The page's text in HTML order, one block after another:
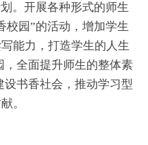
。开展各种形式的师生
校园”的活动，增加学生
能力，打造学生的人生
全面提升师生的整体素
书香社会，推动学习型
。